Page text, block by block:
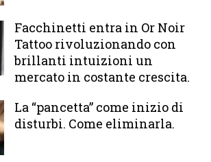
Facchinetti entra in Or Noir
Tattoo rivoluzionando con
brillanti intuizioni un
mercato in costante crescita.
La “pancetta” come inizio di
disturbi. Come eliminarla.